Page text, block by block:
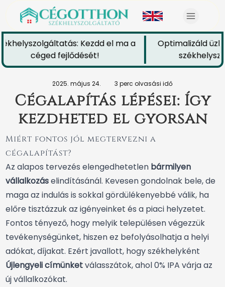
Kezdd el ma a
céged fejlődését!
Optimalizáld
2025. május 24. 3 perc olvasási idő
Cégalapítás lépései: Így
kezdheted el gyorsan
Miért fontos jól megtervezni a
cégalapítást?
Az alapos tervezés elengedhetetlen bármilyen
vállalkozáselindításánál. Kevesen gondolnak bele, de
maga az indulás is sokkal gördülékenyebbé válik, ha
előre tisztázzuk az igényeinket és a piaci helyzetet.
Fontos tényező, hogy melyik településen végezzük
tevékenységünket, hiszen ez befolyásolhatja a helyi
adókat, díjakat. Ezért javallott, hogy székhelyként
Újlengyeli címünketválasszátok, ahol 0% IPA várja az
új vállalkozókat.